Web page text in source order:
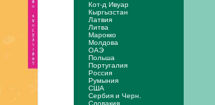
Кот-д Ивуар
Кыргызстан
Латвия
Литва
Марокко
Молдова
ОАЭ
Польша
Португалия
Россия
Румыния
США
Сербия и Черн.
Словакия